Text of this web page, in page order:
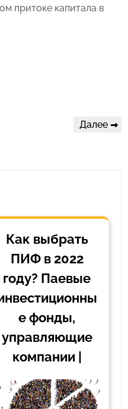
притоке капитала в
Следующая
Далее
Как выбрать
ПИФ в 2022
году? Паевые
е фонды,
управляющие
компании |